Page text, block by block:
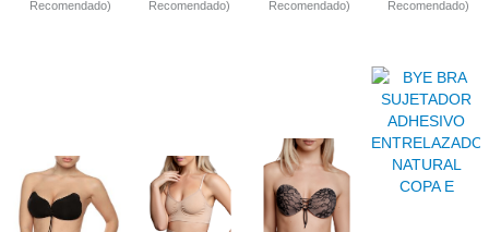
Recomendado)
Recomendado)
Recomendado)
Recomendado)